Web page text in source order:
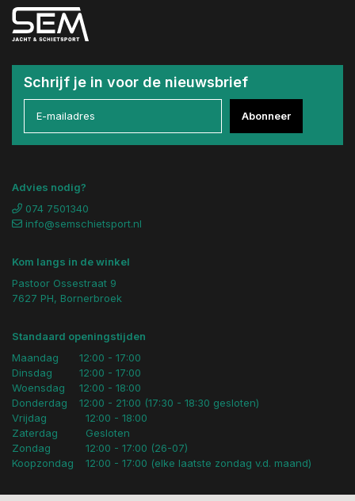
Schrijf je in voor de nieuwsbrief
Abonneer
Advies nodig?
074 7501340
info@semschietsport.nl
Kom langs in de winkel
Pastoor Ossestraat 9
7627 PH, Bornerbroek
Standaard openingstijden
Maandag
Dinsdag
Woensdag
Donderdag
12:00 - 17:00
12:00 - 17:00
12:00 - 18:00
12:00 - 21:00 (17:30 - 18:30 gesloten)
Vrijdag
Zaterdag
Zondag
Koopzondag
12:00 - 18:00
Gesloten
12:00 - 17:00 (26-07)
12:00 - 17:00 (elke laatste zondag v.d. maand)